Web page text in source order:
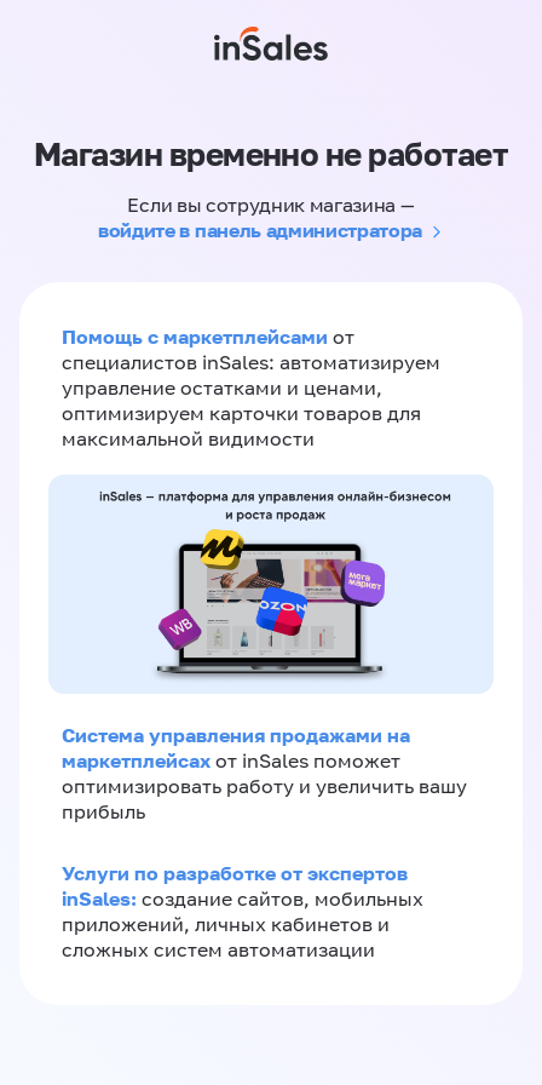
Магазин временно не работает
Если вы сотрудник магазина —
войдите в панель администратора
Помощь с маркетплейсами от
специалистов inSales: автоматизируем
управление остатками и ценами,
оптимизируем карточки товаров для
максимальной видимости
Система управления продажами на
маркетплейсах от inSales поможет
оптимизировать работу и увеличить вашу
прибыль
Услуги по разработке от экспертов
inSales: создание сайтов, мобильных
приложений, личных кабинетов и
сложных систем автоматизации